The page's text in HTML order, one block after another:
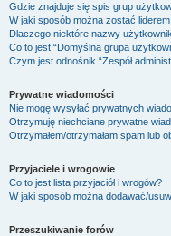
Gdzie znajduje się spis grup
W jaki sposób można zostać
Dlaczego niektóre nazwy
Co to jest “Domyślna grupa
Czym jest odnośnik “Zespół
Prywatne wiadomości
Nie mogę wysyłać prywatnych
Otrzymuję niechciane prywatne
Otrzymałem/otrzymałam spam lub
Przyjaciele i wrogowie
Co to jest lista przyjaciół i wrogów?
W jaki sposób można dodawać/
Przeszukiwanie forów